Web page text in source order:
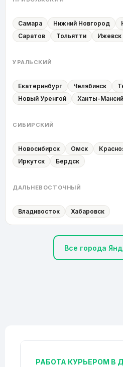
Самара Нижний Новгород
Саратов
Тольятти Ижевск
УРАЛЬСКИЙ
Екатеринбург Челябинск
Новый Уренгой
Ханты-
СИБИРСКИЙ
Новосибирск Омск
Иркутск
Бердск
ДАЛЬНЕВОСТОЧНЫЙ
Владивосток Хабаровск
Все города
РАБОТА КУРЬЕРОМ В